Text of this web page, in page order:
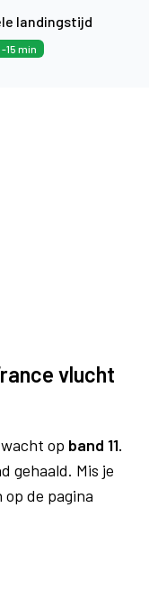
landingstijd
-15 min
vlucht
op band 11.
gehaald. Mis je
op de pagina